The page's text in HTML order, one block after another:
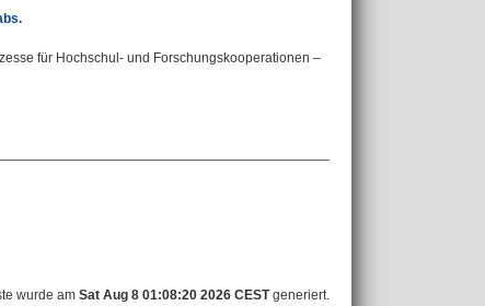
für Hochschul- und Forschungskooperationen –
wurde am Sat Aug 8 01:08:20 2026 CESTgeneriert.